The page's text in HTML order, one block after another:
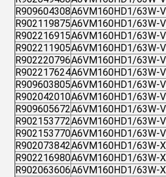
R909604308A6VM160HD1/63W-
R902119875A6VM160HD1/63W-
R902216915A6VM160HD1/63W-
R902211905A6VM160HD1/63W-
R902220796A6VM160HD1/63W-
R902217624A6VM160HD1/63W-
R909603805A6VM160HD1/63W-
R902042010A6VM160HD1/63W-
R909605672A6VM160HD1/63W-
R902153772A6VM160HD1/63W-
R902153770A6VM160HD1/63W-
R902073842A6VM160HD1/63W-
R902216980A6VM160HD1/63W-
R902063606A6VM160HD1/63W-